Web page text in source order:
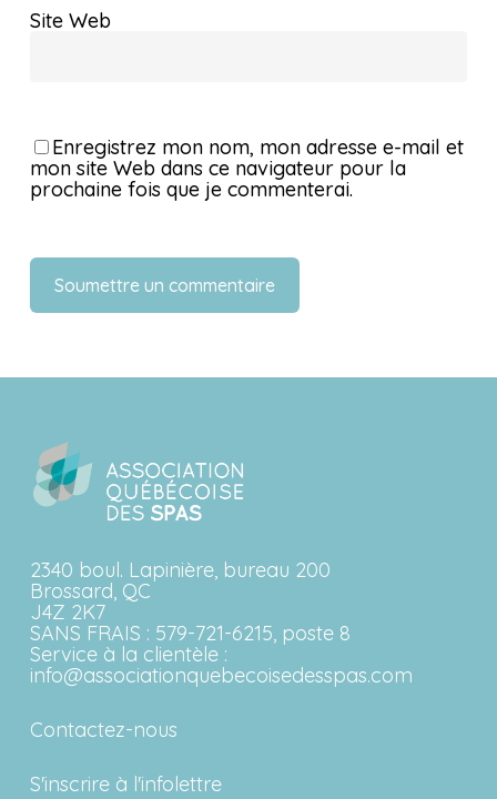
Site Web
Enregistrez mon nom, mon adresse e-mail et
mon site Web dans ce navigateur pour la
prochaine fois que je commenterai.
2340 boul. Lapinière, bureau 200
Brossard, QC
J4Z 2K7
SANS FRAIS : 579-721-6215, poste 8
Service à la clientèle :
info@associationquebecoisedesspas.com
Contactez-nous
S'inscrire à l'infolettre